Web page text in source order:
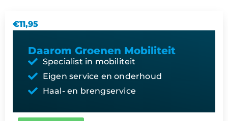
€11,95
Daarom Groenen Mobiliteit
Specialist in mobiliteit
Eigen service en onderhoud
Haal- en brengservice